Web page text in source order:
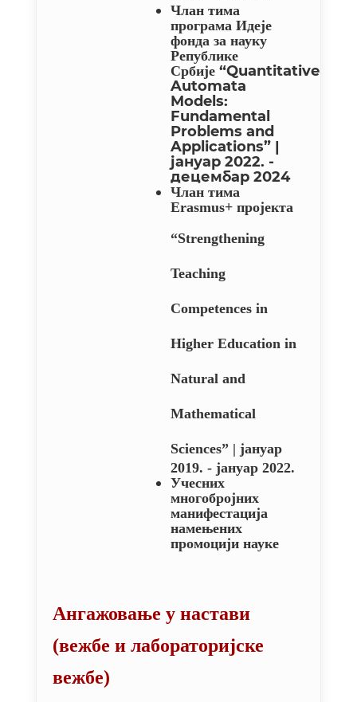
Члан тима
програма Идеје
фонда за науку
Републике
Србије “Quantitative
Automata
Models:
Fundamental
Problems and
Applications” |
јануар 2022. -
децембар 2024
Члан тима
Erasmus+ пројекта
“Strengthening
Teaching
Competences in
Higher Education in
Natural and
Mathematical
Sciences” | јануар
2019. - јануар 2022.
Учесних
многобројних
манифестација
намењених
промоцији науке
Ангажовање у настави
(вежбе и лабораторијске
вежбе)